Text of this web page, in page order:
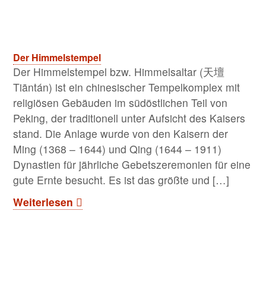
Der Himmelstempel
Der Himmelstempel bzw. Himmelsaltar (天壇
Tiāntán) ist ein chinesischer Tempelkomplex mit
religiösen Gebäuden im südöstlichen Teil von
Peking, der traditionell unter Aufsicht des Kaisers
stand. Die Anlage wurde von den Kaisern der
Ming (1368 – 1644) und Qing (1644 – 1911)
Dynastien für jährliche Gebetszeremonien für eine
gute Ernte besucht. Es ist das größte und […]
Weiterlesen